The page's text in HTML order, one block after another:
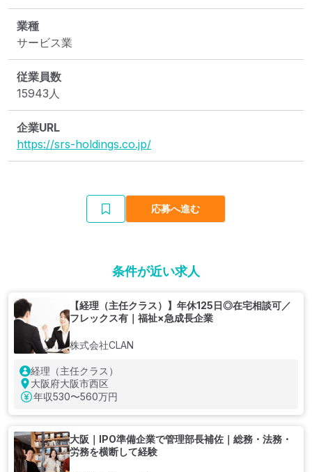
業種
サービス業
従業員数
15943人
企業URL
https://srs-holdings.co.jp/
応募へ進む
条件が近い求人
【経理（主任クラス）】年休125日◎在宅相談可／
フレックス有｜福祉×急成長企業
株式会社CLAN
経理（主任クラス）
大阪府大阪市西区
年収530〜560万円
大阪｜IPO準備企業で管理部長補佐｜総務・法務・
労務を横断して経験